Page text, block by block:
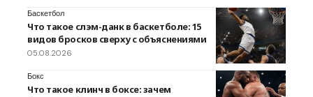
Баскетбол
Что такое слэм-данк в баскетболе: 15
видов бросков сверху с объяснениями
05.08.2026
Бокс
Что такое клинч в боксе: зачем